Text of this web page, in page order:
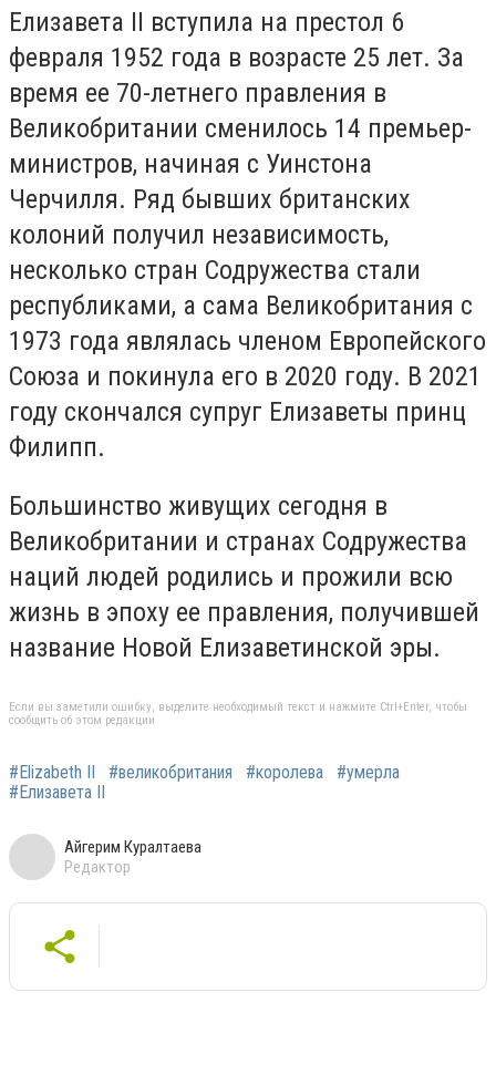
Елизавета II вступила на престол 6
февраля 1952 года в возрасте 25 лет. За
время ее 70-летнего правления в
Великобритании сменилось 14 премьер-
министров, начиная с Уинстона
Черчилля. Ряд бывших британских
колоний получил независимость,
несколько стран Содружества стали
республиками, а сама Великобритания с
1973 года являлась членом Европейского
Союза и покинула его в 2020 году. В 2021
году скончался супруг Елизаветы принц
Филипп.
Большинство живущих сегодня в
Великобритании и странах Содружества
наций людей родились и прожили всю
жизнь в эпоху ее правления, получившей
название Новой Елизаветинской эры.
Если вы заметили ошибку, выделите необходимый текст и нажмите Ctrl+Enter, чтобы
сообщить об этом редакции
#Elizabeth II #великобритания #королева
#умерла
#Елизавета II
Айгерим Куралтаева
Редактор